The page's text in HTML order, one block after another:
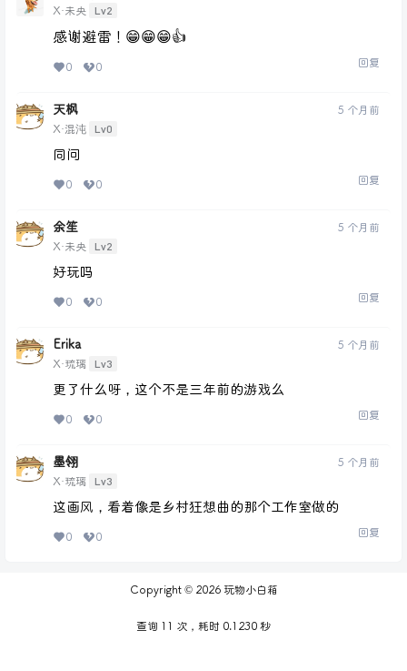
X·未央 Lv2
感谢避雷！😁😁😁👍
0 0 回复
天枫
X·混沌 Lv0
5 个月前
同问
0 0 回复
余笙
X·未央 Lv2
5 个月前
好玩吗
0 0 回复
Erika
X·琉璃 Lv3
5 个月前
更了什么呀，这个不是三年前的游戏么
0 0 回复
墨翎
X·琉璃 Lv3
5 个月前
这画风，看着像是乡村狂想曲的那个工作室做的
0 0 回复
Copyright © 2026玩物小白箱
查询 11 次，耗时 0.1230 秒